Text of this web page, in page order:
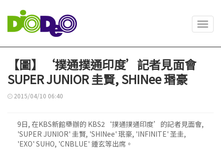
【圖】‘撲通撲通印度’記者見面會
SUPER JUNIOR 圭賢, SHINee 瑉豪
2015/04/10 06:40
9日, 在KBS新館舉辦的 KBS2‘撲通撲通印度’的記者見面會,
'SUPER JUNIOR' 圭賢, 'SHINee' 珉豪, 'INFINITE' 圣圭,
'EXO' SUHO, 'CNBLUE' 鍾玄等出席。